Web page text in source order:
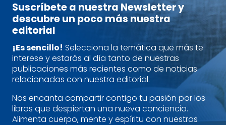
Suscríbete a nuestra Newsletter y
descubre un poco más nuestra
editorial
¡Es sencillo! Selecciona la temática que más te
interese y estarás al día tanto de nuestras
publicaciones más recientes como de noticias
relacionadas con nuestra editorial.
Nos encanta compartir contigo tu pasión por los
libros que despiertan una nueva conciencia.
Alimenta cuerpo, mente y espíritu con nuestras